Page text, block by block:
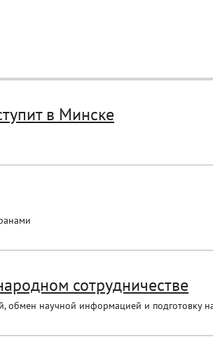
в Минске
сотрудничестве
научной информацией и подготовку